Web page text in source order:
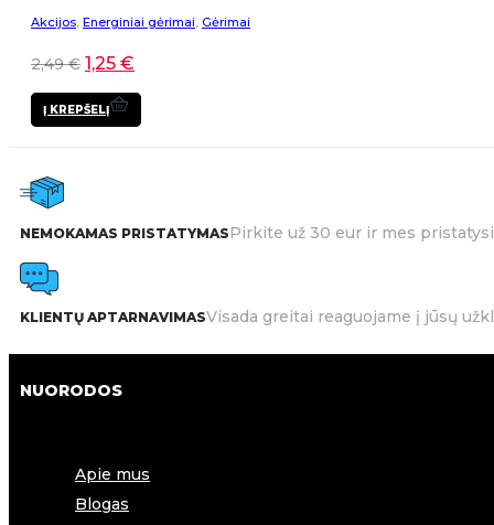
Akcijos, Energiniai gėrimai, Gėrimai
2,49€ 1,25 €
Į KREPŠELĮ
NEMOKAMAS PRISTATYMASPirkite už 30 eur ir mes
KLIENTŲ APTARNAVIMASVisada greitai reaguojame į jūsų
NUORODOS
Apie mus
Blogas